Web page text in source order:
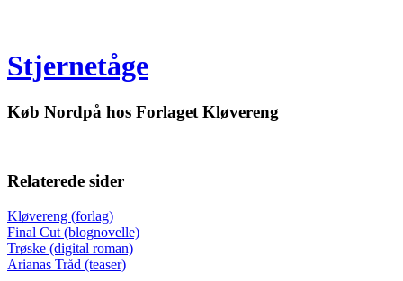
Stjernetåge
Køb Nordpå hos Forlaget Kløvereng
Relaterede sider
Kløvereng (forlag)
Final Cut (blognovelle)
Trøske (digital roman)
Arianas Tråd (teaser)